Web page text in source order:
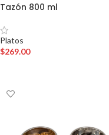
Tazón 800 ml
Platos
$269.00